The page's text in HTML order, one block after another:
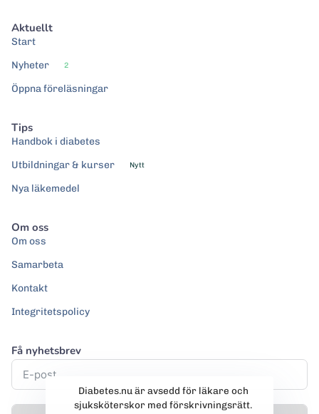
Aktuellt
Start
Nyheter
2
Öppna föreläsningar
Tips
Handbok i diabetes
Utbildningar & kurser
Nytt
Nya läkemedel
Om oss
Om oss
Samarbeta
Kontakt
Integritetspolicy
Få nyhetsbrev
Diabetes.nu är avsedd för läkare och
sjuksköterskor med förskrivningsrätt.